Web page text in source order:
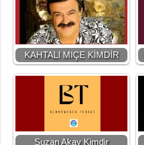
KAHTALI MIÇE KİMDİR
Suzan Akay Kimdir